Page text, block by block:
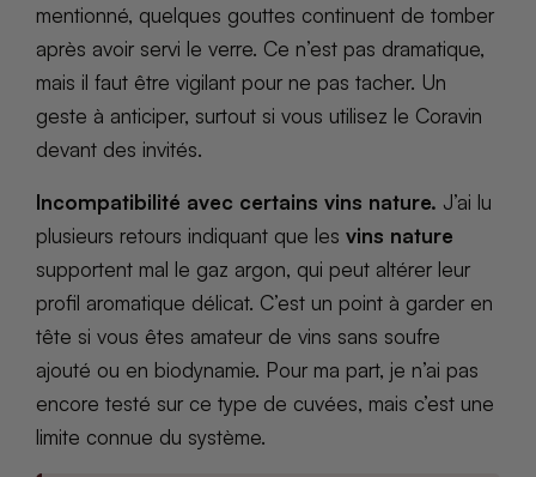
mentionné, quelques gouttes continuent de tomber
après avoir servi le verre. Ce n’est pas dramatique,
mais il faut être vigilant pour ne pas tacher. Un
geste à anticiper, surtout si vous utilisez le Coravin
devant des invités.
Incompatibilité avec certains vins nature. J’ai lu
plusieurs retours indiquant que les vins nature
supportent mal le gaz argon, qui peut altérer leur
profil aromatique délicat. C’est un point à garder en
tête si vous êtes amateur de vins sans soufre
ajouté ou en biodynamie. Pour ma part, je n’ai pas
encore testé sur ce type de cuvées, mais c’est une
limite connue du système.